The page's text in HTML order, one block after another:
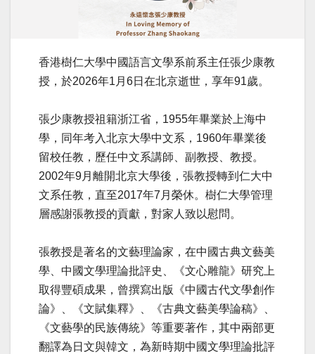
香港樹仁大學中國語言文學系前系主任張少康教
授，於2026年1月6日在北京逝世，享年91歲。
張少康教授祖籍浙江省，1955年畢業於上海中
學，同年考入北京大學中文系，1960年畢業後
留校任教，歷任中文系講師、副教授、教授。
2002年9月離開北京大學後，張教授轉到仁大中
文系任教，直至2017年7月榮休。樹仁大學管理
層感謝張教授的貢獻，對家人致以慰問。
張教授是著名的文藝理論家，在中國古典文藝美
學、中國文學理論批評史、《文心雕龍》研究上
取得豐碩成果，曾撰寫出版《中國古代文學創作
論》、《文賦集釋》、《古典文藝美學論稿》、
《文藝學的民族傳統》等重要著作，其中兩部更
翻譯為日文與韓文，為新時期中國文學理論批評